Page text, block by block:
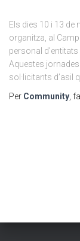
Els dies 10 i 13 de
organitza, al
personal d’entitats
Aquestes
sol·licitants d’asil
Per Community , fa